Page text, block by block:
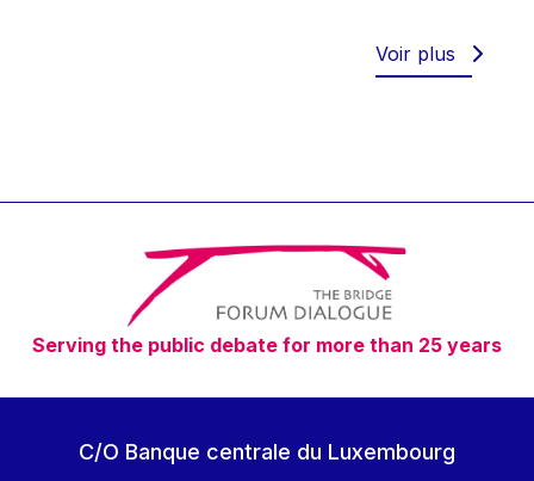
Timothy Radcliffe
Vaclav Klaus
Vassilios Skouris
Vítor Manuel da Silva Caldeira
Viviane Reding
Walter Hagg
Voir plus
Serving the public debate for more than 25 years
C/O Banque centrale du Luxembourg